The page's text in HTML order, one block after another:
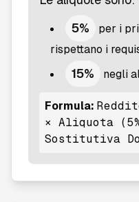
5%
per i
rispettano i
15% negli
Formula:
× Aliquota
Sostitutiva